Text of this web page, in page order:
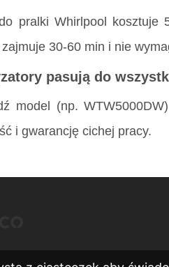
pralki Whirlpool kosztuje
30-60 min i nie
pasują do
model (np.
i gwarancję cichej pracy.